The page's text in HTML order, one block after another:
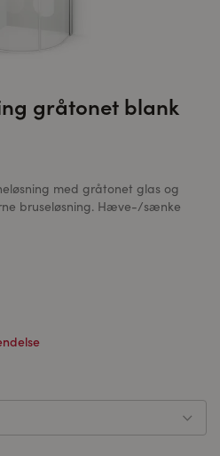
gråtonet blank
med gråtonet glas og
bruseløsning. Hæve-/sænke